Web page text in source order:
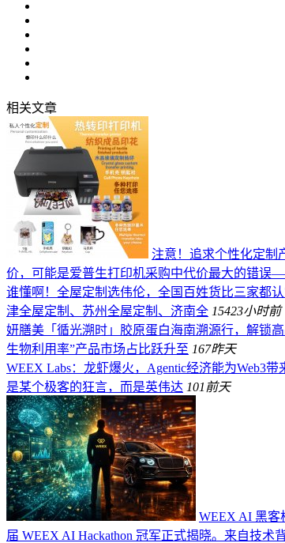
相关文章
注意！追求个性化定制
价，可能是爱普生打印机采购中代价最大的错误
谁懂啊！全屋定制选伟伦，全国百姓货比三家都
津全屋定制、苏州全屋定制、济南全 15423小时前
妍膳美「循光溯时」胶原蛋白海南溯源行，解锁
生物利用率”产品市场占比跃升至 167昨天
WEEX Labs：龙虾爆火，Agentic经济能为Web3带
是某个极客的狂言，而是英伟达 101 前天
WEEX AI 黑客
届 WEEX AI Hackathon 冠军正式揭晓。来自技术